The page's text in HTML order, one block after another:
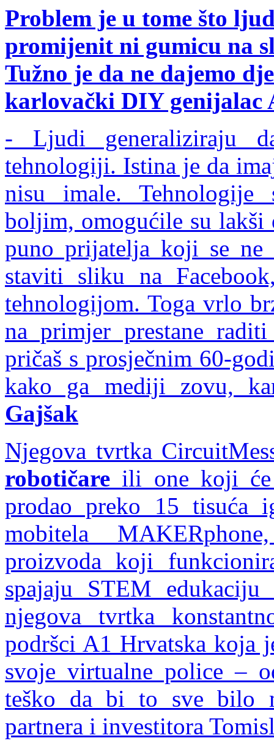
Problem je u tome što
promijenit ni gumicu na
Tužno je da ne dajemo
karlovački DIY genijalac
- Ljudi generaliziraju
tehnologiji. Istina je da
nisu imale.
boljim, omogućile su lakši
puno prijatelja koji se
staviti sliku na
tehnologijom. Toga vrlo
na primjer prestane
pričaš s prosječnim 60-
kako ga mediji zovu,
Gajšak
Njegova tvrtka
robotičare ili one koji
prodao preko 15 tisuća
mobitela
proizvoda koji
spajaju STEM
njegova tvrtka
podršci A1 Hrvatska koja
svoje virtualne police –
teško da bi to sve bilo
partnera i investitora